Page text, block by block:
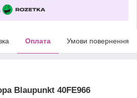
Оплата Умови повернення
Blaupunkt 40FE966